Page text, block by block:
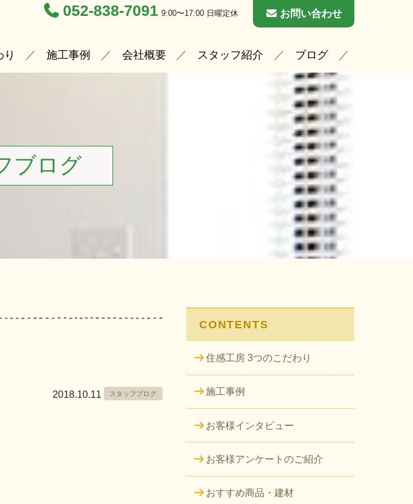
052-838-7091 9:00〜17:00 日曜定休 お問い合わせ
り 施工事例 会社概要 スタッフ紹介 ブログ
ブログ
2018.10.11 スタッフブログ
CONTENTS
住感工房 3つのこだわり
施工事例
お客様インタビュー
お客様アンケートのご紹介
おすすめ商品・建材